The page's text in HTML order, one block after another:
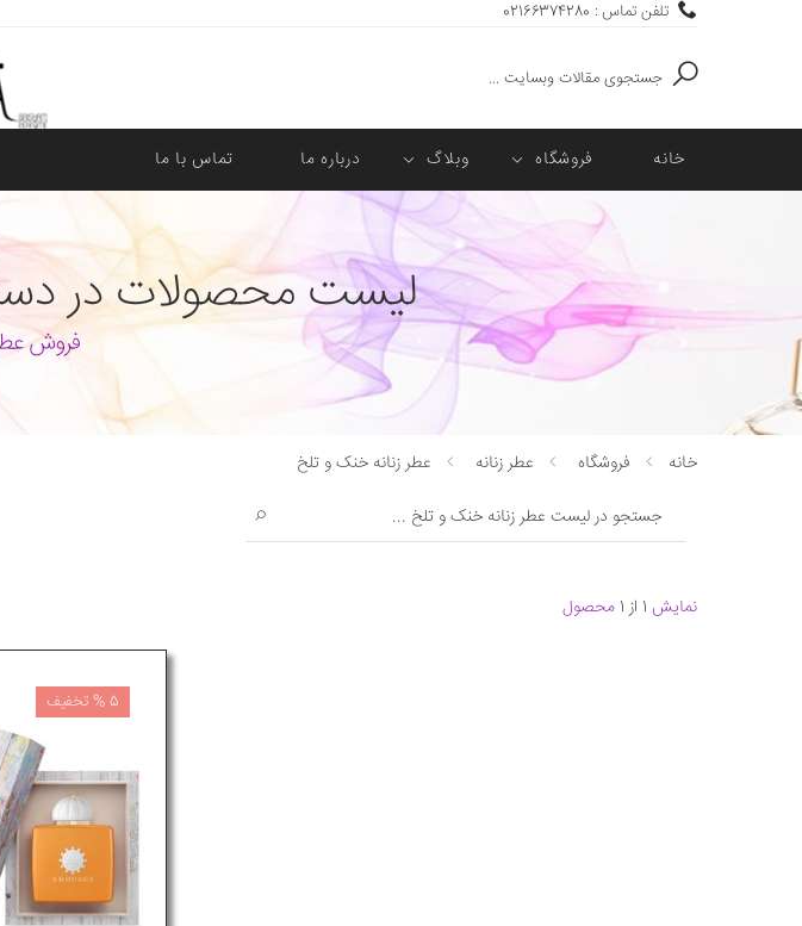
تلفن تماس : 02166374280
جستجو
خانه فروشگاه وبلاگ درباره ما تماس با ما
لیست محصولات در
فروش
خانه فروشگاه عطر زنانه عطر زنانه خنک و تلخ
نمایش 1 از 1 محصول
5 % تخفیف